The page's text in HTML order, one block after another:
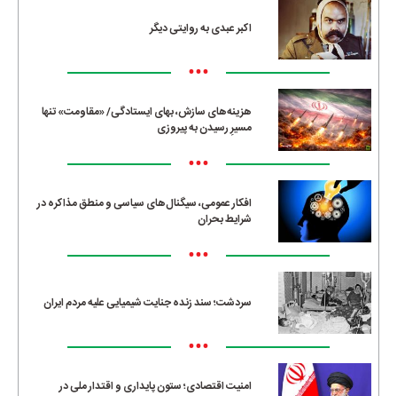
اکبر عبدی به روایتی دیگر
•••
هزینه‌های سازش، بهای ایستادگی/ «مقاومت» تنها
مسیرِ رسیدن به پیروزی
•••
افکار عمومی، سیگنال‌های سیاسی و منطق مذاکره در
شرایط بحران
•••
سردشت؛ سند زنده جنایت شیمیایی علیه مردم ایران
•••
امنیت اقتصادی؛ ستون پایداری و اقتدار ملی در